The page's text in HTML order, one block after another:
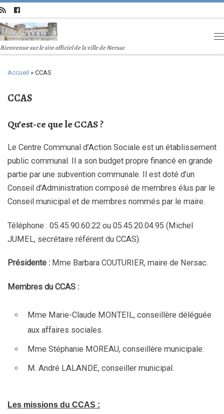
Bienvenue sur le site officiel de la ville de Nersac
Accueil » CCAS
CCAS
Qu’est-ce que le CCAS ?
Le Centre Communal d’Action Sociale est un établissement
public communal. Il a son budget propre financé en grande
partie par une subvention communale. Il est doté d’un
Conseil d’Administration composé de membres élus par le
Conseil municipal et de membres nommés par le maire.
Téléphone : 05.45.90.60.22 ou 05.45.20.04.95 (Michel
JUMEL, secrétaire référent du CCAS).
Présidente : Mme Barbara COUTURIER, maire de Nersac.
Membres du CCAS :
Mme Marie-Claude MONTEIL, conseillère déléguée
aux affaires sociales.
Mme Stéphanie MOREAU, conseillère municipale.
M. André LALANDE, conseiller municipal.
Les missions du CCAS :